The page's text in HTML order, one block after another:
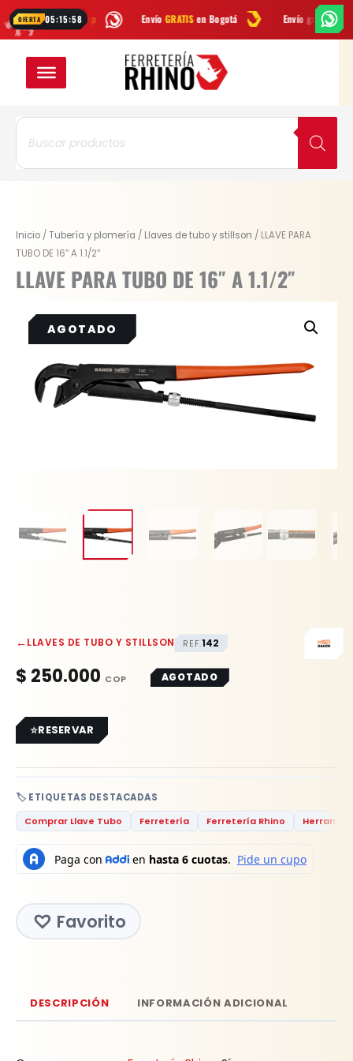
OFERTA 05:15:58
porWhatsApp Envío GRATIS en Bogotá Envío gratis a todo
al
contenido
Búsqueda
productos
Inicio /Tubería y plomería / Llaves de tubo y stillson / LLAVE PARA
TUBO DE 16″ A 1.1/2″
LLAVE PARA TUBO DE 16″ A 1.1/2″
←LLAVES DE TUBO Y STILLSON REF.142
$ 250.000 AGOTADO
🏷️ ETIQUETAS DESTACADAS
Comprar Llave Tubo
Ferretería Ferretería Rhino
RESERVAR
Favorito
DESCRIPCIÓN INFORMACIÓN ADICIONAL